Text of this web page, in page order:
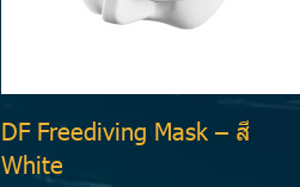
DF Freediving Mask – สี
White